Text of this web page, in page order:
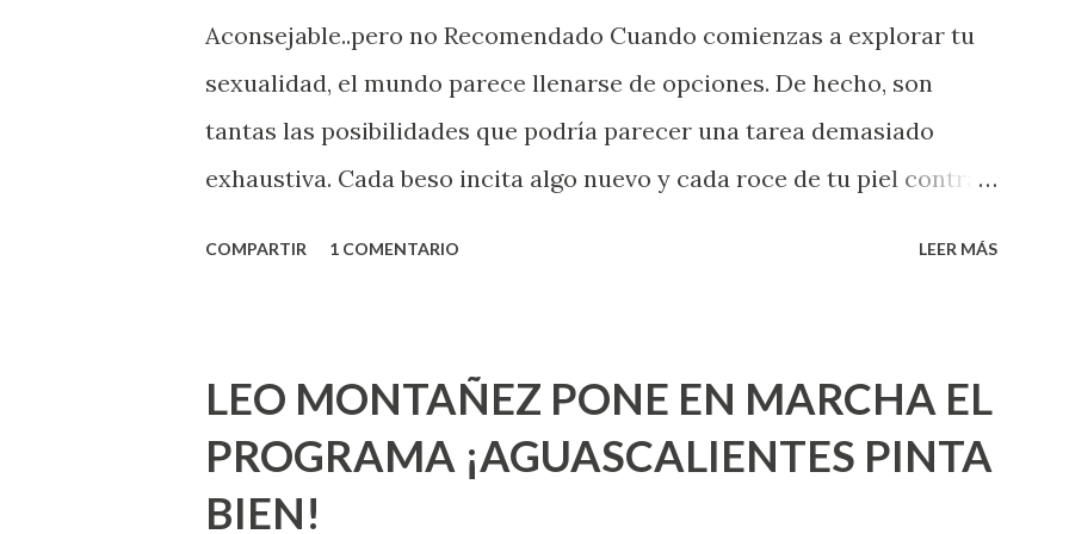
Aconsejable..pero no Recomendado Cuando comienzas a explorar tu
sexualidad, el mundo parece llenarse de opciones. De hecho, son
tantas las posibilidades que podría parecer una tarea demasiado
exhaustiva. Cada beso incita algo nuevo y cada roce de tu piel contra
que estés lista para lo que sea cuando aún no conoces ni la mitad de
lo que deberías saber. Pero incluso quienes ya han tenido relaciones
sexuales no son expertos o expertas en el tema. Siempre hay algo
nuevo que aprender y nuevas experiencias que conocer. Si eres una
COMPARTIR 1 COMENTARIO LEER MÁS
LEO MONTAÑEZ PONE EN MARCHA EL
PROGRAMA ¡AGUASCALIENTES PINTA
BIEN!